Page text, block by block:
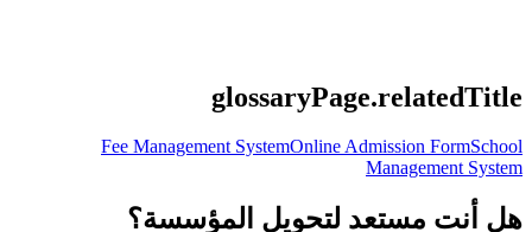
glossaryPage.relatedTitle
Fee Management SystemOnline Admission FormSchool
Management System
هل أنت مستعد لتحويل المؤسسة؟